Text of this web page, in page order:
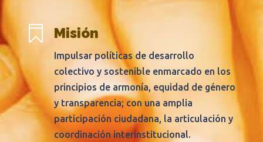
 Misión
Impulsar políticas de desarrollo
colectivo y sostenible enmarcado en los
principios de armonía, equidad de género
y transparencia; con una amplia
participación ciudadana, la articulación y
coordinación interinstitucional.